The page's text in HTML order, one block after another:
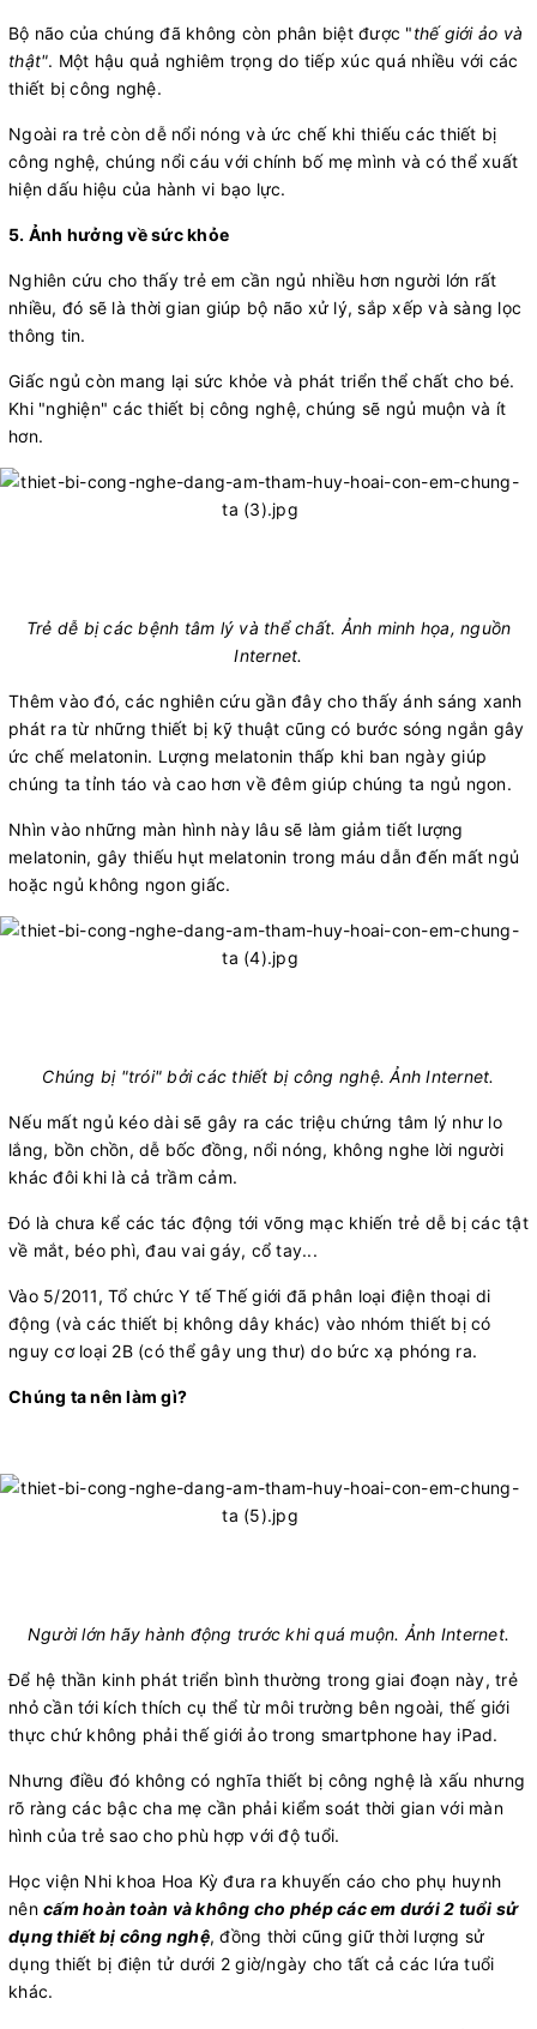
Bộ não của chúng đã không còn phân biệt được "thế giới ảo và
thật". Một hậu quả nghiêm trọng do tiếp xúc quá nhiều với các
thiết bị công nghệ.
Ngoài ra trẻ còn dễ nổi nóng và ức chế khi thiếu các thiết bị
công nghệ, chúng nổi cáu với chính bố mẹ mình và có thể xuất
hiện dấu hiệu của hành vi bạo lực.
5. Ảnh hưởng về sức khỏe
Nghiên cứu cho thấy trẻ em cần ngủ nhiều hơn người lớn rất
nhiều, đó sẽ là thời gian giúp bộ não xử lý, sắp xếp và sàng lọc
thông tin.
Giấc ngủ còn mang lại sức khỏe và phát triển thể chất cho bé.
Khi "nghiện" các thiết bị công nghệ, chúng sẽ ngủ muộn và ít
hơn.
Trẻ dễ bị các bệnh tâm lý và thể chất. Ảnh minh họa, nguồn
Internet.​
Thêm vào đó, các nghiên cứu gần đây cho thấy ánh sáng xanh
phát ra từ những thiết bị kỹ thuật cũng có bước sóng ngắn gây
ức chế melatonin. Lượng melatonin thấp khi ban ngày giúp
chúng ta tỉnh táo và cao hơn về đêm giúp chúng ta ngủ ngon.
Nhìn vào những màn hình này lâu sẽ làm giảm tiết lượng
melatonin, gây thiếu hụt melatonin trong máu dẫn đến mất ngủ
hoặc ngủ không ngon giấc.
Chúng bị "trói" bởi các thiết bị công nghệ. Ảnh Internet.​
Nếu mất ngủ kéo dài sẽ gây ra các triệu chứng tâm lý như lo
lắng, bồn chồn, dễ bốc đồng, nổi nóng, không nghe lời người
khác đôi khi là cả trầm cảm.
Đó là chưa kể các tác động tới võng mạc khiến trẻ dễ bị các tật
về mắt, béo phì, đau vai gáy, cổ tay...
Vào 5/2011, Tổ chức Y tế Thế giới đã phân loại điện thoại di
động (và các thiết bị không dây khác) vào nhóm thiết bị có
nguy cơ loại 2B (có thể gây ung thư) do bức xạ phóng ra.
Chúng ta nên làm gì?
Người lớn hãy hành động trước khi quá muộn. Ảnh Internet.​
Để hệ thần kinh phát triển bình thường trong giai đoạn này, trẻ
nhỏ cần tới kích thích cụ thể từ môi trường bên ngoài, thế giới
thực chứ không phải thế giới ảo trong smartphone hay iPad.
Nhưng điều đó không có nghĩa thiết bị công nghệ là xấu nhưng
rõ ràng các bậc cha mẹ cần phải kiểm soát thời gian với màn
hình của trẻ sao cho phù hợp với độ tuổi.
Học viện Nhi khoa Hoa Kỳ đưa ra khuyến cáo cho phụ huynh
nên cấm hoàn toàn và không cho phép các em dưới 2 tuổi sử
dụng thiết bị công nghệ, đồng thời cũng giữ thời lượng sử
dụng thiết bị điện tử dưới 2 giờ/ngày cho tất cả các lứa tuổi
khác.